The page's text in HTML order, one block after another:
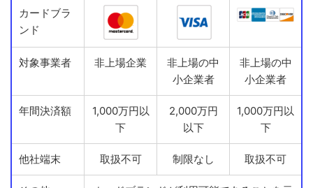
カードブラ
ンド
対象事業者 非上場企業
非上場の中
小企業者
非上場の中
小企業者
年間決済額
1,000万円以
下
2,000万円
以下
1,000万円以
下
他社端末 取扱不可 制限なし 取扱不可